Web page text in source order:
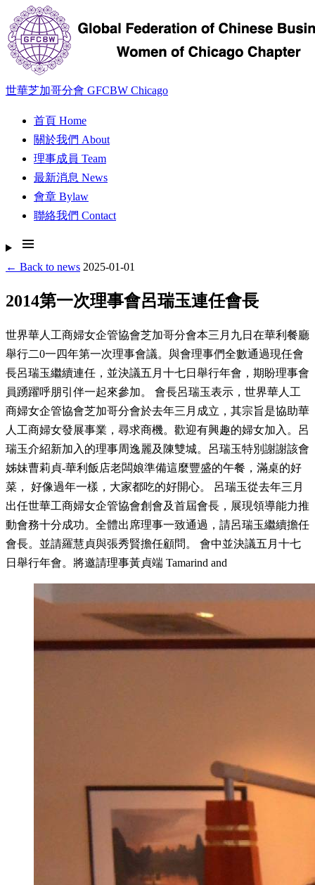
世華芝加哥分會 GFCBW Chicago
首頁 Home
關於我們 About
理事成員 Team
最新消息 News
會章 Bylaw
聯絡我們 Contact
← Back to news 2025-01-01
2014第一次理事會呂瑞玉連任會長
世界華人工商婦女企管協會芝加哥分會本三月九日在華利餐廳
舉行二0一四年第一次理事會議。與會理事們全數通過現任會
長呂瑞玉繼續連任，並決議五月十七日舉行年會，期盼理事會
員踴躍呼朋引伴一起來參加。 會長呂瑞玉表示，世界華人工
商婦女企管協會芝加哥分會於去年三月成立，其宗旨是協助華
人工商婦女發展事業，尋求商機。歡迎有興趣的婦女加入。呂
瑞玉介紹新加入的理事周逸麗及陳雙城。呂瑞玉特別謝謝該會
姊妹曹莉貞-華利飯店老闆娘準備這麼豐盛的午餐，滿桌的好
菜， 好像過年一樣，大家都吃的好開心。 呂瑞玉從去年三月
出任世華工商婦女企管協會創會及首屆會長，展現領導能力推
動會務十分成功。全體出席理事一致通過，請呂瑞玉繼續擔任
會長。並請羅慧貞與張秀賢擔任顧問。 會中並決議五月十七
日舉行年會。將邀請理事黃貞端 Tamarind and